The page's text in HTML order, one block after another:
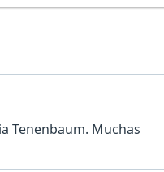
Tenenbaum. Muchas